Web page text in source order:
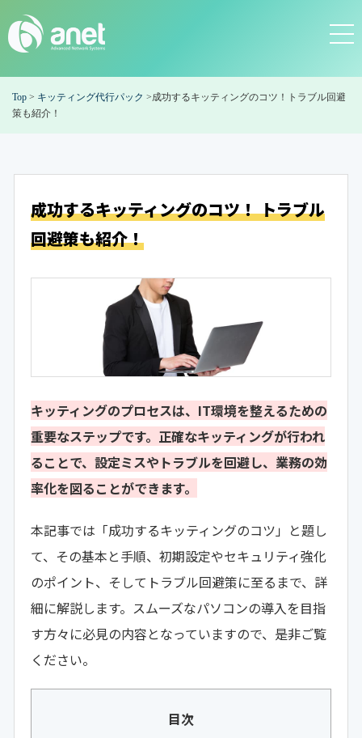
Top > キッティング代行パック >成功するキッティングのコツ！トラブル回避
策も紹介！
成功するキッティングのコツ！トラブル
回避策も紹介！
キッティングのプロセスは、IT環境を整えるための
重要なステップです。正確なキッティングが行われ
ることで、設定ミスやトラブルを回避し、業務の効
率化を図ることができます。
本記事では「成功するキッティングのコツ」と題し
て、その基本と手順、初期設定やセキュリティ強化
のポイント、そしてトラブル回避策に至るまで、詳
細に解説します。スムーズなパソコンの導入を目指
す方々に必見の内容となっていますので、是非ご覧
ください。
目次